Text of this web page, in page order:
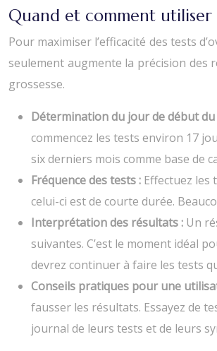
Quand et comment
Pour maximiser l’efficacité des tests
seulement augmente la précision des
grossesse.
Détermination du jour de début du
commencez les tests environ 17
six derniers mois comme base de
Fréquence des tests : Effectuez les
celui-ci est de courte durée.
Interprétation des résultats : Un
suivantes. C’est le moment idéal
devrez continuer à faire les tests
Conseils pratiques pour une
fausser les résultats. Essayez de
journal de leurs tests et de leurs